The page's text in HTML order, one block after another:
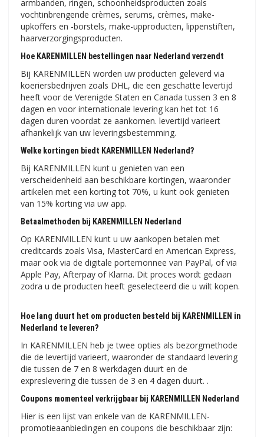
armbanden, ringen, schoonheidsproducten zoals
vochtinbrengende crèmes, serums, crèmes, make-
upkoffers en -borstels, make-upproducten, lippenstiften,
haarverzorgingsproducten.
Hoe KARENMILLEN bestellingen naar Nederland verzendt
Bij KARENMILLEN worden uw producten geleverd via
koeriersbedrijven zoals DHL, die een geschatte levertijd
heeft voor de Verenigde Staten en Canada tussen 3 en 8
dagen en voor internationale levering kan het tot 16
dagen duren voordat ze aankomen. levertijd varieert
afhankelijk van uw leveringsbestemming.
Welke kortingen biedt KARENMILLEN Nederland?
Bij KARENMILLEN kunt u genieten van een
verscheidenheid aan beschikbare kortingen, waaronder
artikelen met een korting tot 70%, u kunt ook genieten
van 15% korting via uw app.
Betaalmethoden bij KARENMILLEN Nederland
Op KARENMILLEN kunt u uw aankopen betalen met
creditcards zoals Visa, MasterCard en American Express,
maar ook via de digitale portemonnee van PayPal, of via
Apple Pay, Afterpay of Klarna. Dit proces wordt gedaan
zodra u de producten heeft geselecteerd die u wilt kopen.
Hoe lang duurt het om producten besteld bij KARENMILLEN in
Nederland te leveren?
In KARENMILLEN heb je twee opties als bezorgmethode
die de levertijd varieert, waaronder de standaard levering
die tussen de 7 en 8 werkdagen duurt en de
expreslevering die tussen de 3 en 4 dagen duurt. .
Coupons momenteel verkrijgbaar bij KARENMILLEN Nederland
Hier is een lijst van enkele van de KARENMILLEN-
promotieaanbiedingen en coupons die beschikbaar zijn: